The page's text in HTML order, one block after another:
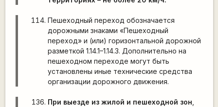
Пешеходный переход обозначается
дорожными знаками «Пешеходный
переход» и (или) горизонтальной дорожной
разметкой 1.14.1–1.14.3. Дополнительно на
пешеходном переходе могут быть
установлены иные технические средства
организации дорожного движения.
При выезде из жилой и пешеходной зон